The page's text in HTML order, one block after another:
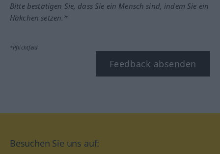
Bitte bestätigen Sie, dass Sie ein Mensch sind, indem Sie ein
Häkchen setzen.*
*Pflichtfeld
Feedback absenden
Besuchen Sie uns auf: